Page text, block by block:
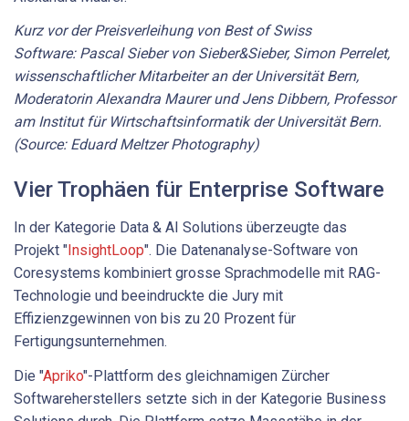
Kurz vor der Preisverleihung von Best of Swiss
Software: Pascal Sieber von Sieber&Sieber, Simon Perrelet,
wissenschaftlicher Mitarbeiter an der Universität Bern,
Moderatorin Alexandra Maurer und Jens Dibbern, Professor
am Institut für Wirtschaftsinformatik der Universität Bern.
(Source: Eduard Meltzer Photography)
Vier Trophäen für Enterprise Software
In der Kategorie Data & AI Solutions überzeugte das
Projekt ­"InsightLoop". Die Datenanalyse-Software von
Coresystems kombiniert grosse Sprachmodelle mit RAG-
Technologie und beeindruckte die Jury mit
Effizienzgewinnen von bis zu 20 Prozent für
Fertigungsunternehmen.
Die "Apriko"-Plattform des gleichnamigen Zürcher
Softwareherstellers setzte sich in der Kategorie Business